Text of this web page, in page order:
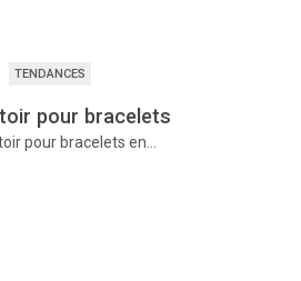
TENDANCES
pour bracelets
pour bracelets en…